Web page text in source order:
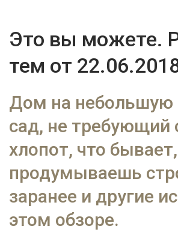
Это вы можете.
тем от
Дом на небольшую
сад, не требующий
хлопот, что
продумываешь
заранее и другие
этом обзоре.